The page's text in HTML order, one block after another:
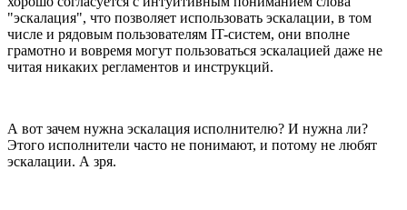
"эскалация", что позволяет использовать эскалации, в том
числе и рядовым пользователям IT-систем, они вполне
грамотно и вовремя могут пользоваться эскалацией даже не
читая никаких регламентов и инструкций.
А вот зачем нужна эскалация исполнителю? И нужна ли?
Этого исполнители часто не понимают, и потому не любят
эскалации. А зря.